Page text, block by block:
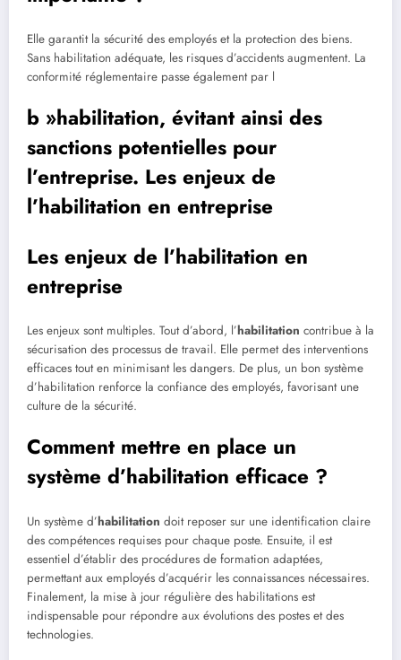
Elle garantit la sécurité des employés et la protection des biens.
Sans habilitation adéquate, les risques d’accidents augmentent. La
conformité réglementaire passe également par l
b »habilitation, évitant ainsi des
sanctions potentielles pour
l’entreprise. Les enjeux de
l’habilitation en entreprise
Les enjeux de l’habilitation en
entreprise
Les enjeux sont multiples. Tout d’abord, l’habilitation contribue à la
sécurisation des processus de travail. Elle permet des interventions
efficaces tout en minimisant les dangers. De plus, un bon système
d’habilitation renforce la confiance des employés, favorisant une
culture de la sécurité.
Comment mettre en place un
système d’habilitation efficace ?
Un système d’habilitation doit reposer sur une identification claire
des compétences requises pour chaque poste. Ensuite, il est
essentiel d’établir des procédures de formation adaptées,
permettant aux employés d’acquérir les connaissances nécessaires.
Finalement, la mise à jour régulière des habilitations est
indispensable pour répondre aux évolutions des postes et des
technologies.